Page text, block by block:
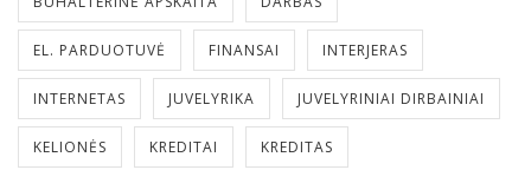
EL. PARDUOTUVĖ FINANSAI INTERJERAS
INTERNETAS JUVELYRIKA JUVELYRINIAI DIRBAINIAI
KELIONĖS KREDITAI KREDITAS